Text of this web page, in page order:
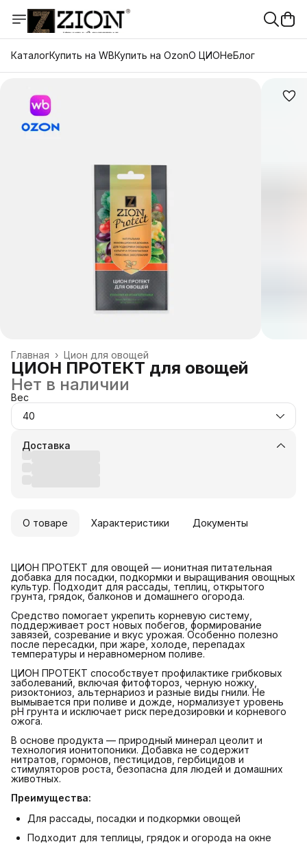
КаталогКупить на WBКупить на OzonО ЦИОНеБлог
Цион для овощей
Главная ›
ЦИОН ПРОТЕКТ для овощей
Нет в наличии
Вес
40
Доставка
О товаре Характеристики Документы
ЦИОН ПРОТЕКТ для овощей — ионитная питательная
добавка для посадки, подкормки и выращивания овощных
культур. Подходит для рассады, теплиц, открытого
грунта, грядок, балконов и домашнего огорода.
Средство помогает укрепить корневую систему,
поддерживает рост новых побегов, формирование
завязей, созревание и вкус урожая. Особенно полезно
после пересадки, при жаре, холоде, перепадах
температуры и неравномерном поливе.
ЦИОН ПРОТЕКТ способствует профилактике грибковых
заболеваний, включая фитофтороз, черную ножку,
ризоктониоз, альтернариоз и разные виды гнили. Не
вымывается при поливе и дожде, нормализует уровень
pH грунта и исключает риск передозировки и корневого
ожога.
В основе продукта — природный минерал цеолит и
технология ионитопоники. Добавка не содержит
нитратов, гормонов, пестицидов, гербицидов и
стимуляторов роста, безопасна для людей и домашних
животных.
Преимущества:
Для рассады, посадки и подкормки овощей
Подходит для теплицы, грядок и огорода на окне